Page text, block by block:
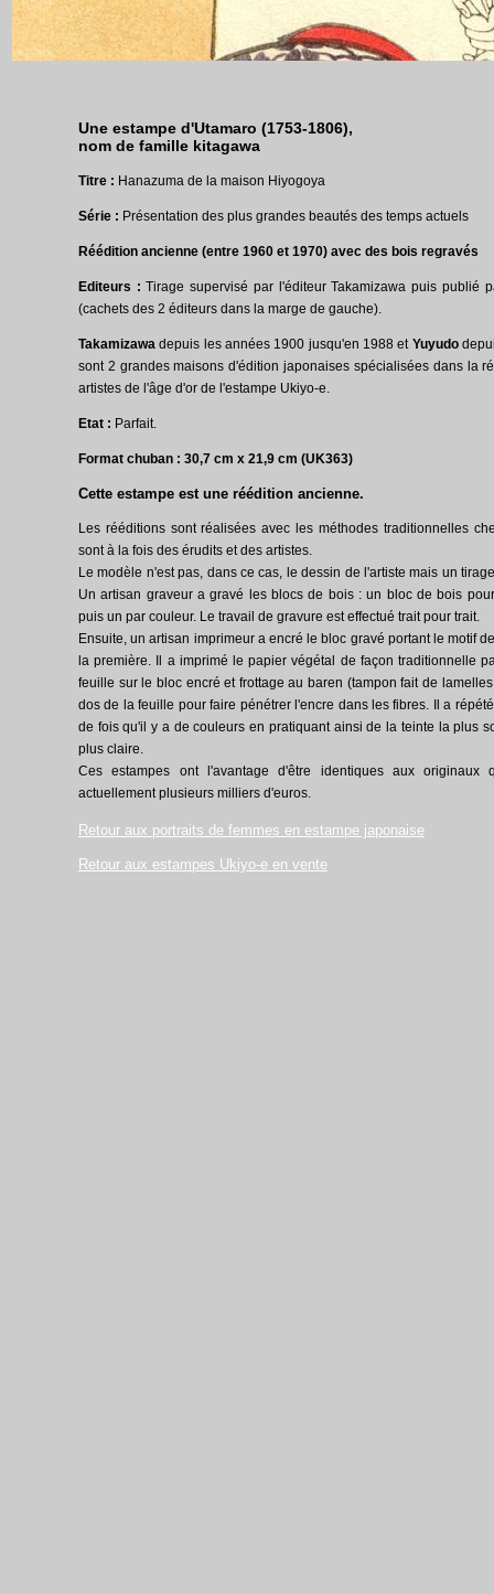
Une estampe d'Utamaro (1753-1806),
nom de famille kitagawa
Titre : Hanazuma de la maison Hiyogoya
Série : Présentation des plus grandes beautés des temps actuels
Réédition ancienne (entre 1960 et 1970) avec des bois regravés
Editeurs :Tirage supervisé par l'éditeur Takamizawa puis publié
(cachets des 2 éditeurs dans la marge de gauche).
Takamizawa depuis les années 1900 jusqu'en 1988 et Yuyudo
sont 2 grandes maisons d'édition japonaises spécialisées dans la
artistes de l'âge d'or de l'estampe Ukiyo-e.
Etat : Parfait.
Format chuban : 30,7 cm x 21,9 cm (UK363)
Cette estampe est une réédition ancienne.
Les rééditions sont réalisées avec les méthodes traditionnelles
sont à la fois des érudits et des artistes.
Le modèle n'est pas, dans ce cas, le dessin de l'artiste mais un
Un artisan graveur a gravé les blocs de bois : un bloc de bois
puis un par couleur. Le travail de gravure est effectué trait pour trait.
Ensuite, un artisan imprimeur a encré le bloc gravé portant le motif
la première. Il a imprimé le papier végétal de façon traditionnelle
feuille sur le bloc encré et frottage au baren (tampon fait de
dos de la feuille pour faire pénétrer l'encre dans les fibres. Il a
de fois qu'il y a de couleurs en pratiquant ainsi de la teinte la plus
plus claire.
Ces estampes ont l'avantage d'être identiques aux originaux
actuellement plusieurs milliers d'euros.
Retour aux portraits de femmes en estampe japonaise
Retour aux estampes Ukiyo-e en vente